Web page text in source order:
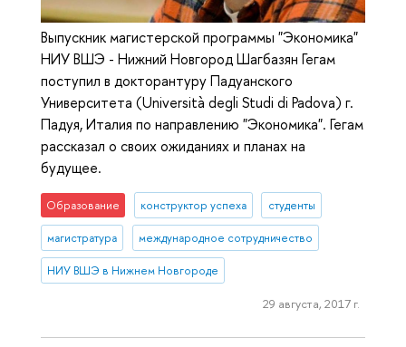
Выпускник магистерской программы "Экономика"
НИУ ВШЭ - Нижний Новгород Шагбазян Гегам
поступил в докторантуру Падуанского
Университета (Università degli Studi di Padova) г.
Падуя, Италия по направлению "Экономика". Гегам
рассказал о своих ожиданиях и планах на
будущее.
Образование конструктор успеха студенты
магистратура международное сотрудничество
НИУ ВШЭ в Нижнем Новгороде
29 августа, 2017 г.